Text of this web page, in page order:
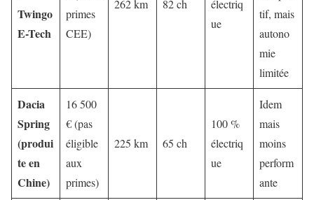
Twingo
E-Tech
primes
CEE)
262 km 82 ch
électriq
ue
tif, mais
autono
mie
limitée
Dacia
Spring
(produi
te en
Chine)
16 500
€ (pas
éligible
aux
primes)
225 km 65 ch
100 %
électriq
ue
Idem
mais
moins
perform
ante